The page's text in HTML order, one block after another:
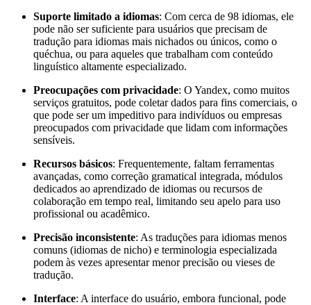
Suporte limitado a idiomas: Com cerca de 98 idiomas, ele
pode não ser suficiente para usuários que precisam de
tradução para idiomas mais nichados ou únicos, como o
quéchua, ou para aqueles que trabalham com conteúdo
linguístico altamente especializado.
Preocupações com privacidade: O Yandex, como muitos
serviços gratuitos, pode coletar dados para fins comerciais, o
que pode ser um impeditivo para indivíduos ou empresas
preocupados com privacidade que lidam com informações
sensíveis.
Recursos básicos: Frequentemente, faltam ferramentas
avançadas, como correção gramatical integrada, módulos
dedicados ao aprendizado de idiomas ou recursos de
colaboração em tempo real, limitando seu apelo para uso
profissional ou acadêmico.
Precisão inconsistente: As traduções para idiomas menos
comuns (idiomas de nicho) e terminologia especializada
podem às vezes apresentar menor precisão ou vieses de
tradução.
Interface: A interface do usuário, embora funcional, pode